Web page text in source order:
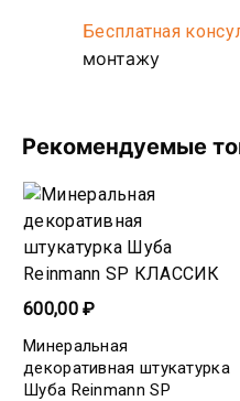
Бесплатная
монтажу
Рекомендуемые
600,00 ₽
Минеральная
декоративная штукатурка
Шуба Reinmann SP